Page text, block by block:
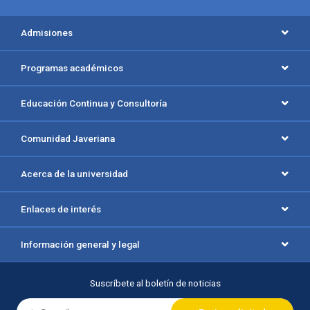
Menú principal del footer
Admisiones
Programas académicos
Educación Continua y Consultoría
Comunidad Javeriana
Acerca de la universidad
Enlaces de interés
Información general y legal
Suscríbete al boletín de noticias